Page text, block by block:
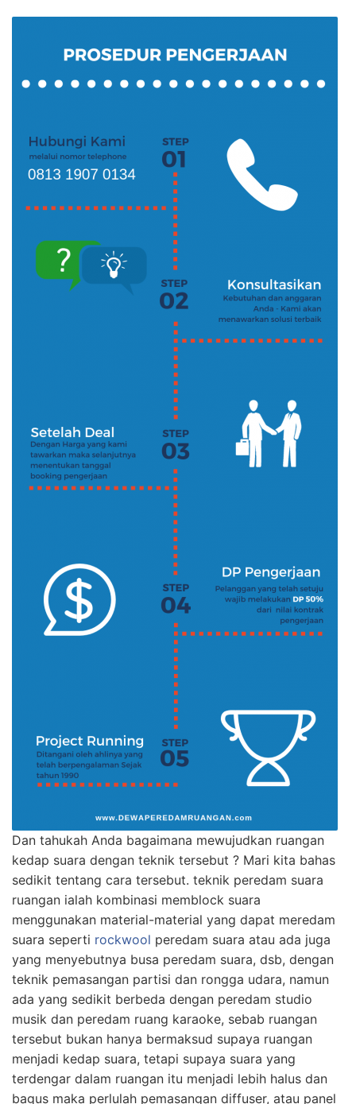
Dan tahukah Anda bagaimana mewujudkan ruangan
kedap suara dengan teknik tersebut ? Mari kita bahas
sedikit tentang cara tersebut. teknik peredam suara
ruangan ialah kombinasi memblock suara
menggunakan material-material yang dapat meredam
suara seperti rockwool peredam suara atau ada juga
yang menyebutnya busa peredam suara, dsb, dengan
teknik pemasangan partisi dan rongga udara, namun
ada yang sedikit berbeda dengan peredam studio
musik dan peredam ruang karaoke, sebab ruangan
tersebut bukan hanya bermaksud supaya ruangan
menjadi kedap suara, tetapi supaya suara yang
terdengar dalam ruangan itu menjadi lebih halus dan
bagus maka perlulah pemasangan diffuser, atau panel